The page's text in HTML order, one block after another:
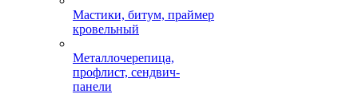
Мастики, битум, праймер
кровельный
Металлочерепица,
профлист, сендвич-
панели